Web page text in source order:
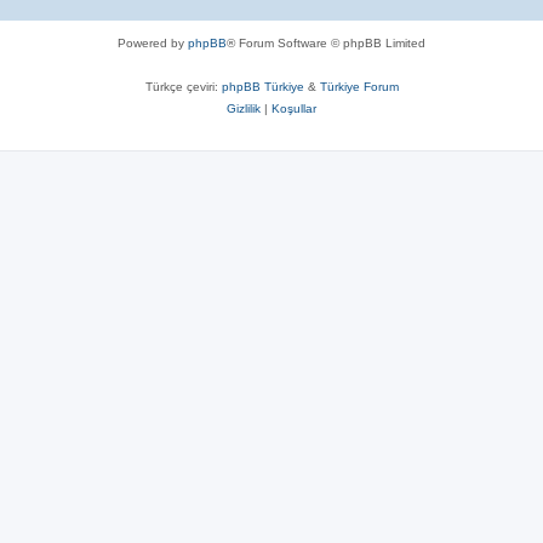
Powered by phpBB® Forum Software © phpBB Limited
Türkçe çeviri: phpBB Türkiye & Türkiye Forum
Gizlilik | Koşullar